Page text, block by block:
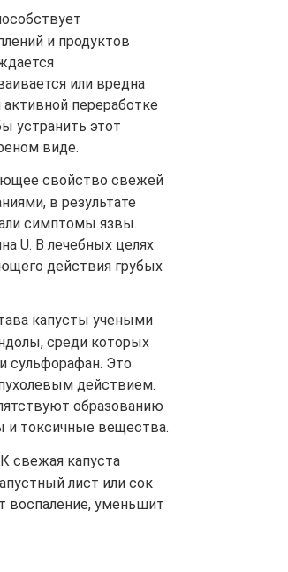
и продуктов
или вредна
переработке
устранить этот
виде.
свойство свежей
в результате
симптомы язвы.
U. В лечебных целях
действия грубых
капусты учеными
среди которых
сульфорафан. Это
действием.
образованию
и токсичные вещества.
свежая капуста
лист или сок
воспаление, уменьшит